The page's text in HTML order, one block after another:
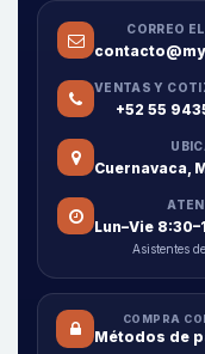
CORREO
VENTAS Y
+52 55
Cuernavaca,
Lun–Vie
Asistentes
COMPRA
Métodos de